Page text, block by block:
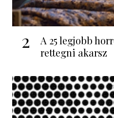
2
A 25 legjobb
rettegni akarsz